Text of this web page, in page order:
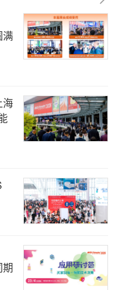
展”专区/展团分布图
满
海